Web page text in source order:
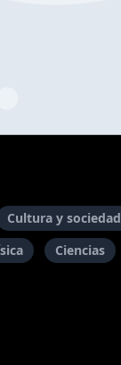
Cultura y sociedad
Ciencias